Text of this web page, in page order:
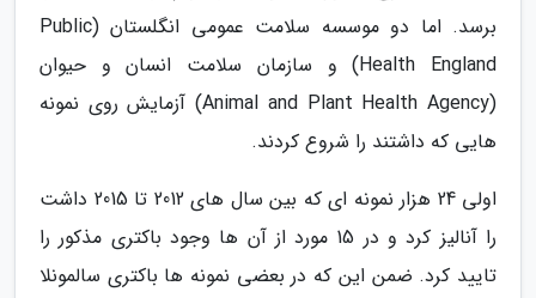
برسد. اما دو موسسه سلامت عمومی انگلستان (Public
Health England) و سازمان سلامت انسان و حیوان
(Animal and Plant Health Agency) آزمایش روی نمونه
هایی که داشتند را شروع کردند.
اولی 24 هزار نمونه ای که بین سال های 2012 تا 2015 داشت
را آنالیز کرد و در 15 مورد از آن ها وجود باکتری مذکور را
تایید کرد. ضمن این که در بعضی نمونه ها باکتری سالمونلا